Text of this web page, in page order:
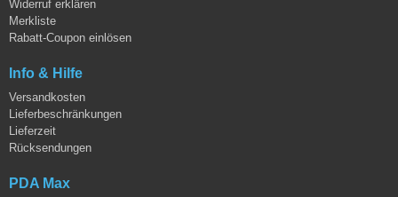
Widerruf erklären
Merkliste
Rabatt-Coupon einlösen
Info & Hilfe
Versandkosten
Lieferbeschränkungen
Lieferzeit
Rücksendungen
PDA Max